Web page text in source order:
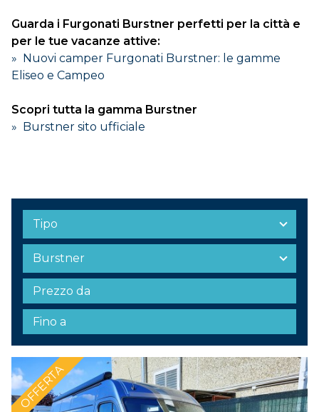
Guarda i Furgonati Burstner perfetti per la città e
per le tue vacanze attive:
» Nuovi camper Furgonati Burstner: le gamme
Eliseo e Campeo
Scopri tutta la gamma Burstner
» Burstner sito ufficiale
OFFERTA